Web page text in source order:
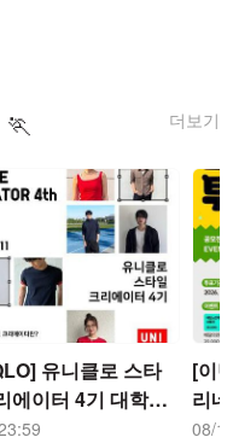
더보기
🏃
유니클로 스타
이터 4기 대학생
공모전
[이
리
이
08/